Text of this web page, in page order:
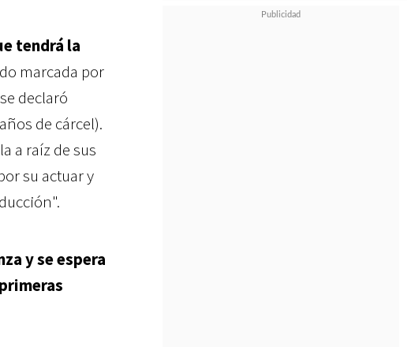
tendrá la
marcada por
declaró
de cárcel).
a raíz de sus
su actuar y
y se espera